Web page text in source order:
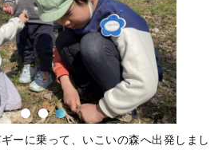
ーに乗って、いこいの森へ出発しまし